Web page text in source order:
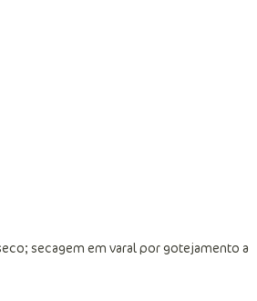
secagem em varal por gotejamento a